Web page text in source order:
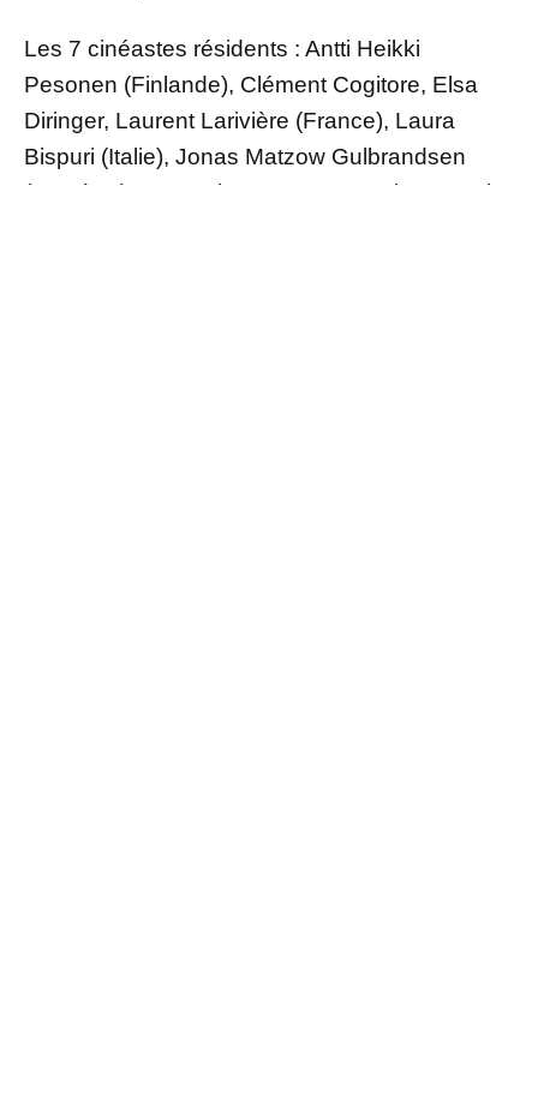
Les 7 cinéastes résidents : Antti Heikki
Pesonen (Finlande), Clément Cogitore, Elsa
Diringer, Laurent Larivière (France), Laura
Bispuri (Italie), Jonas Matzow Gulbrandsen
(Norvège), Anca Miruna Lazarescu (Roumanie-